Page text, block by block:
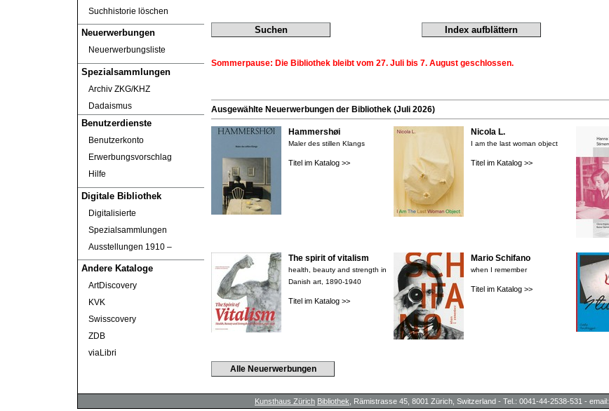
Suchhistorie löschen
Neuerwerbungen
Neuerwerbungsliste
Spezialsammlungen
Archiv ZKG/KHZ
Dadaismus
Benutzerdienste
Benutzerkonto
Erwerbungsvorschlag
Hilfe
Digitale Bibliothek
Digitalisierte
Spezialsammlungen
Ausstellungen 1910 ‒
Andere Kataloge
ArtDiscovery
KVK
Swisscovery
ZDB
viaLibri
Sommerpause: Die Bibliothek bleibt vom 27. Juli bis 7. August geschlossen.
Ausgewählte Neuerwerbungen der Bibliothek (Juli 2026)
Hammershøi
Maler des stillen Klangs
Titel im Katalog >>
The spirit of vitalism
health, beauty and strength in
Danish art, 1890-1940
Titel im Katalog >>
Nicola L.
I am the last woman object
Titel im Katalog >>
Mario Schifano
when I remember
Titel im Katalog >>
Alle Neuerwerbungen
Kunsthaus Zürich Bibliothek , Rämistrasse 45, 8001 Zürich, Switzerland - Tel.: 0041-44-2538-531 - email: